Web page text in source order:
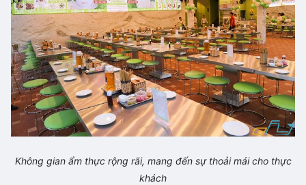
Không gian ẩm thực rộng rãi, mang đến sự thoải mái cho thực
khách